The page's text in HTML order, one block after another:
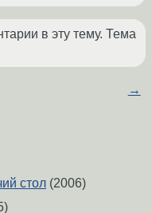
в эту тему. Тема
→
стол (2006)